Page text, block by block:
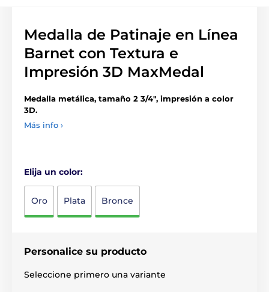
Medalla de Patinaje en Línea
Barnet con Textura e
Impresión 3D MaxMedal
Medalla metálica, tamaño 2 3/4", impresión a color
3D.
Más info ›
Elija un color:
Oro Plata Bronce
Personalice su producto
Seleccione primero una variante